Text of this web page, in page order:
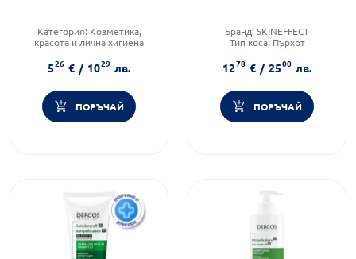
Категория: Козметика,
красота и лична хигиена
козметика
Тип коса:Шампоан против
526 € / 1029 лв.
ПОРЪЧАЙ
Бранд: SKINEFFECT
Тип коса: Пърхот
1278 € / 2500 лв.
ПОРЪЧАЙ